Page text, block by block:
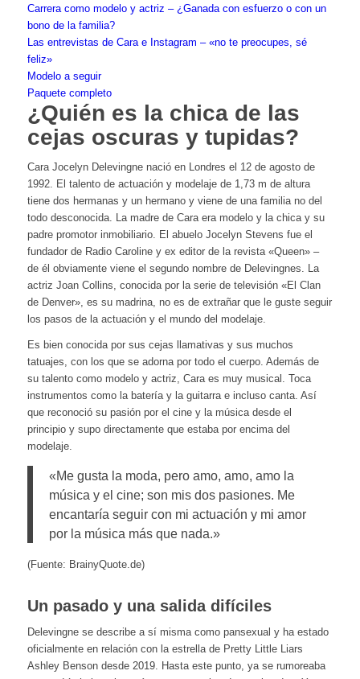
Carrera como modelo y actriz – ¿Ganada con esfuerzo o con un
bono de la familia?
Las entrevistas de Cara e Instagram – «no te preocupes, sé
feliz»
Modelo a seguir
Paquete completo
¿Quién es la chica de las
cejas oscuras y tupidas?
Cara Jocelyn Delevingne nació en Londres el 12 de agosto de
1992. El talento de actuación y modelaje de 1,73 m de altura
tiene dos hermanas y un hermano y viene de una familia no del
todo desconocida. La madre de Cara era modelo y la chica y su
padre promotor inmobiliario. El abuelo Jocelyn Stevens fue el
fundador de Radio Caroline y ex editor de la revista «Queen» –
de él obviamente viene el segundo nombre de Delevingnes. La
actriz Joan Collins, conocida por la serie de televisión «El Clan
de Denver», es su madrina, no es de extrañar que le guste seguir
los pasos de la actuación y el mundo del modelaje.
Es bien conocida por sus cejas llamativas y sus muchos
tatuajes, con los que se adorna por todo el cuerpo. Además de
su talento como modelo y actriz, Cara es muy musical. Toca
instrumentos como la batería y la guitarra e incluso canta. Así
que reconoció su pasión por el cine y la música desde el
principio y supo directamente que estaba por encima del
modelaje.
«Me gusta la moda, pero amo, amo, amo la
música y el cine; son mis dos pasiones. Me
encantaría seguir con mi actuación y mi amor
por la música más que nada.»
(Fuente: BrainyQuote.de)
Un pasado y una salida difíciles
Delevingne se describe a sí misma como pansexual y ha estado
oficialmente en relación con la estrella de Pretty Little Liars
Ashley Benson desde 2019. Hasta este punto, ya se rumoreaba